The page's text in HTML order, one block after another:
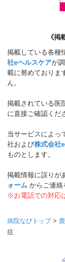
《
掲載している各種
社eヘルスケアが
載に努めておりま
ん。
掲載されている医
に直接ご確認くだ
当サービスによっ
社および株式会社
ものとします。
掲載情報に誤りが
ォーム からご連絡
※お電話での対応
病院なびトップ>
症